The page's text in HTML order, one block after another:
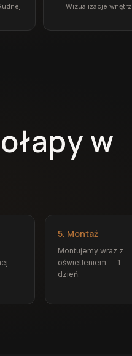
Wizualizacje wnętrz
w
5. Montaż
Montujemy wraz z
oświetleniem — 1
dzień.